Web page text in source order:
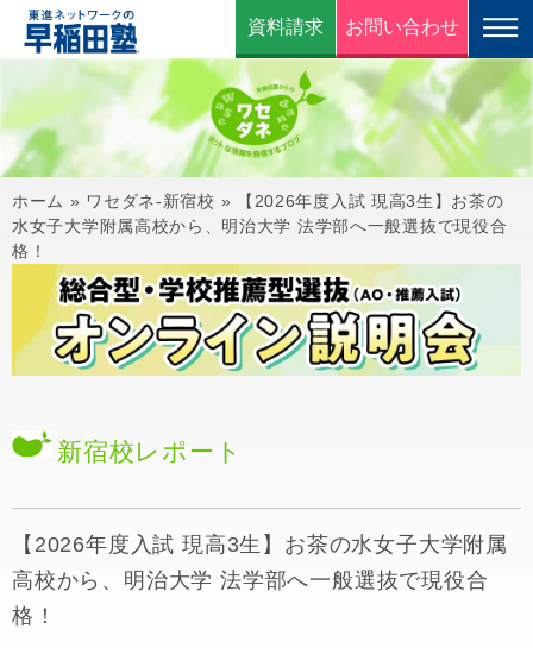
資料請求 お問い合わせ
ホーム » ワセダネ-新宿校 »
【2026年度入試 現高3生】お茶の
水女子大学附属高校から、明治大学 法学部へ一般選抜で現役合
格！
新宿校レポート
【2026年度入試 現高3生】お茶の水女子大学附属
高校から、明治大学 法学部へ一般選抜で現役合
格！